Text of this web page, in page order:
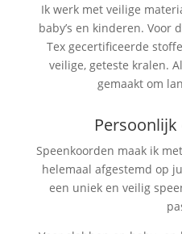
Ik werk met veilige
baby’s en kinderen. Voor
Tex gecertificeerde
veilige, geteste kralen.
gemaakt om
Speenkoorden maak ik
helemaal afgestemd op
een uniek en veilig